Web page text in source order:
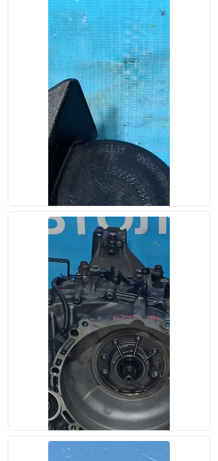
б/у
Дверь задняя правая Hyundai Grand Starex
OEM: 770044H070
Производитель:
Hyundai-KIA
Цена: 14000,00₽
Автолайн
б/у
Сигнал звуковой Kia Optima 4 JF 2015-2018
OEM: 96610D4000
Производитель:
Hyundai-KIA
1400,00₽
Автолайн